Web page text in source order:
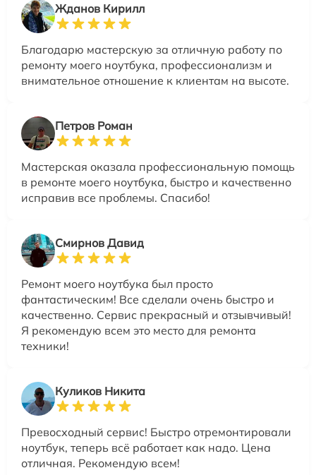
Жданов Кирилл
Благодарю мастерскую за отличную работу по
ремонту моего ноутбука, профессионализм и
внимательное отношение к клиентам на высоте.
Петров Роман
Мастерская оказала профессиональную помощь
в ремонте моего ноутбука, быстро и качественно
исправив все проблемы. Спасибо!
Смирнов Давид
Ремонт моего ноутбука был просто
фантастическим! Все сделали очень быстро и
качественно. Сервис прекрасный и отзывчивый!
Я рекомендую всем это место для ремонта
техники!
Куликов Никита
Превосходный сервис! Быстро отремонтировали
ноутбук, теперь всё работает как надо. Цена
отличная. Рекомендую всем!